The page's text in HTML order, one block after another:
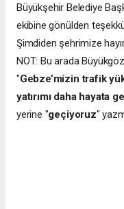
Büyükşehir Belediye
ekibine gönülden
Şimdiden şehrimize
NOT: Bu arada
"Gebze’mizin trafik
yatırımı daha hayata
yerine "geçiyoruz"